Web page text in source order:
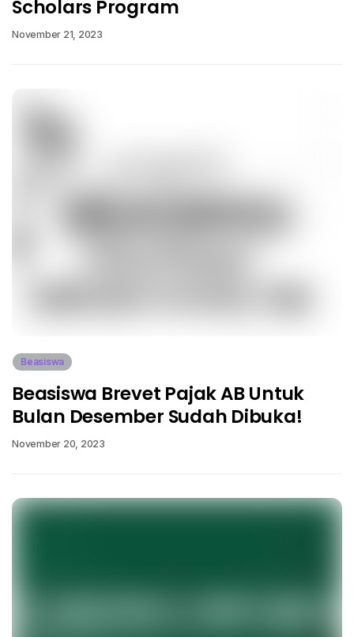
Scholars Program
November 21, 2023
Beasiswa
Beasiswa Brevet Pajak AB Untuk
Bulan Desember Sudah Dibuka!
November 20, 2023